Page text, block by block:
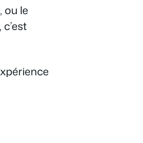
ou le